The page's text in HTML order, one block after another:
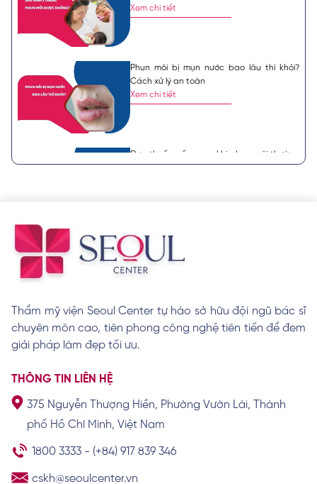
Xem chi tiết
Phun môi bị mụn nước bao lâu thì khỏi?
Cách xử lý an toàn
Xem chi tiết
Đơn thuốc uống sau khi phun môi thường
được bác sĩ chỉ định
Nên khử thâm môi hay phun môi? Lựa
chọn nào tốt hơn?
Xem chi tiết
Cách trị thâm viền môi đơn giản và hiệu
quả nhanh
Cách vệ sinh môi sau khi khử thâm giúp
môi nhanh lành
Thẩm mỹ viện Seoul Center tự hào sở hữu đội ngũ bác sĩ
chuyên môn cao, tiên phong công nghệ tiên tiến để đem
giải pháp làm đẹp tối ưu.
THÔNG TIN LIÊN HỆ
375 Nguyễn Thượng Hiền, Phường Vườn Lài, Thành
phố Hồ Chí Minh, Việt Nam
1800 3333 - (+84) 917 839 346
cskh@seoulcenter.vn